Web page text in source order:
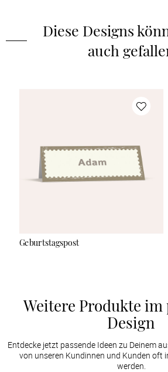
Diese Designs
auch
Geburtstagspost
Weitere Produkte im
Design
Entdecke jetzt passende Ideen zu Deinem
von unseren Kundinnen und Kunden oft
werden.